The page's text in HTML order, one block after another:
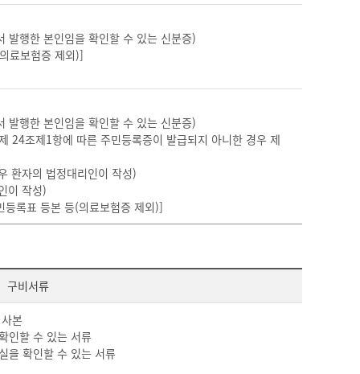
발행한 본인임을 확인할 수 있는 신분증)
료보험증 제외)]
발행한 본인임을 확인할 수 있는 신분증)
24조제1항에 따른 주민등록증이 발급되지 아니한 경우 제
환자의 법정대리인이 작성)
이 작성)
등록표 등본 등(의료보험증 제외)]
구비서류
본
인할 수 있는 서류
을 확인할 수 있는 서류